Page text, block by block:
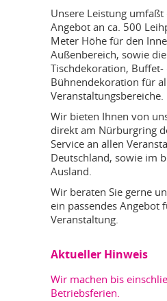
Unsere Leistung umfaßt
Angebot an ca. 500
Meter Höhe für den
Außenbereich, sowie
Tischdekoration, Buffet-
Bühnendekoration für
Veranstaltungsbereiche.
Wir bieten Ihnen von
direkt am Nürburgring
Service an allen
Deutschland, sowie im
Ausland.
Wir beraten Sie gerne
ein passendes Angebot
Veranstaltung.
Aktueller Hinweis
Wir machen bis
Betriebsferien.